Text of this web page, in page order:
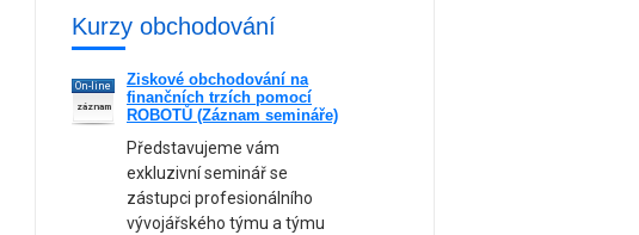
Kurzy obchodování
On-line
záznam
Ziskové obchodování na
finančních trzích pomocí
ROBOTŮ (Záznam semináře)
Představujeme vám
exkluzivní seminář se
zástupci profesionálního
vývojářského týmu a týmu